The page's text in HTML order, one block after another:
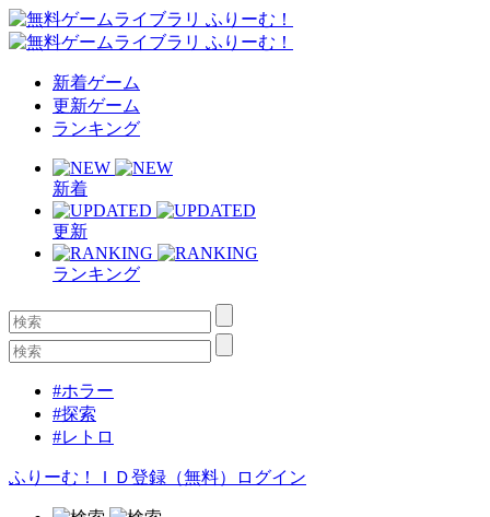
新着ゲーム
更新ゲーム
ランキング
新着
更新
ランキング
#ホラー
#探索
#レトロ
ふりーむ！ＩＤ登録（無料） ログイン